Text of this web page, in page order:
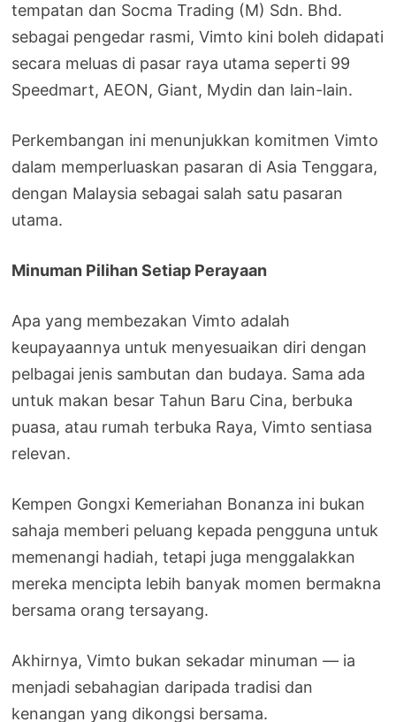
tempatan dan Socma Trading (M) Sdn. Bhd.
sebagai pengedar rasmi, Vimto kini boleh didapati
secara meluas di pasar raya utama seperti 99
Speedmart, AEON, Giant, Mydin dan lain-lain.
Perkembangan ini menunjukkan komitmen Vimto
dalam memperluaskan pasaran di Asia Tenggara,
dengan Malaysia sebagai salah satu pasaran
utama.
Minuman Pilihan Setiap Perayaan
Apa yang membezakan Vimto adalah
keupayaannya untuk menyesuaikan diri dengan
pelbagai jenis sambutan dan budaya. Sama ada
untuk makan besar Tahun Baru Cina, berbuka
puasa, atau rumah terbuka Raya, Vimto sentiasa
relevan.
Kempen Gongxi Kemeriahan Bonanza ini bukan
sahaja memberi peluang kepada pengguna untuk
memenangi hadiah, tetapi juga menggalakkan
mereka mencipta lebih banyak momen bermakna
bersama orang tersayang.
Akhirnya, Vimto bukan sekadar minuman — ia
menjadi sebahagian daripada tradisi dan
kenangan yang dikongsi bersama.